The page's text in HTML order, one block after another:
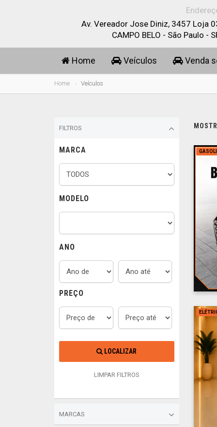
Av. Vereador Jose Diniz, 3457 Loja
CAMPO BELO - São Paulo -
Home Veículos Venda
Home Veículos
FILTROS
MARCA
MODELO
ANO
PREÇO
LOCALIZAR
LIMPAR FILTROS
MARCAS